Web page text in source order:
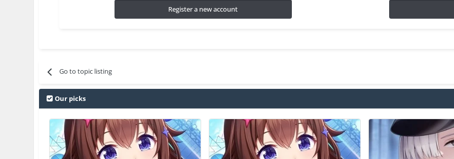
Register a new account
Go to topic listing
Our picks